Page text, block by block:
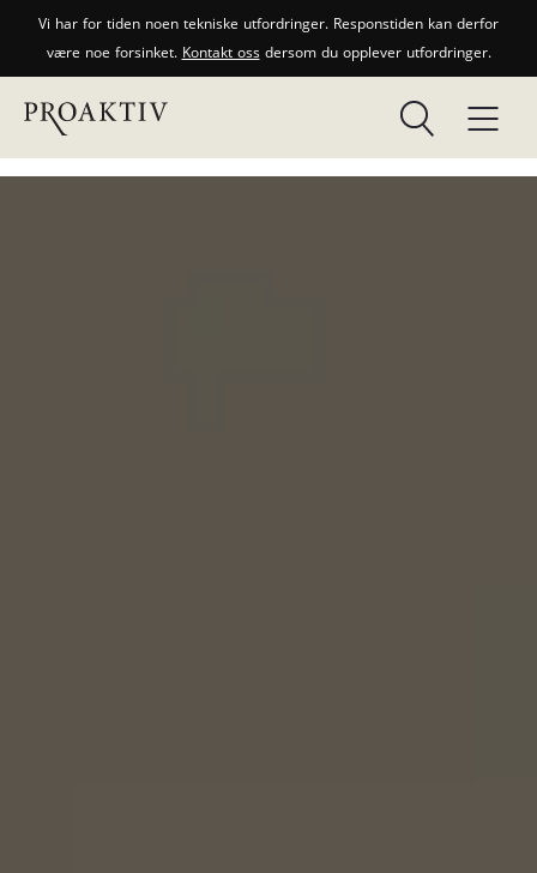
Vi har for tiden noen tekniske utfordringer. Responstiden kan derfor
være noe forsinket. Kontakt ossdersom du opplever utfordringer.